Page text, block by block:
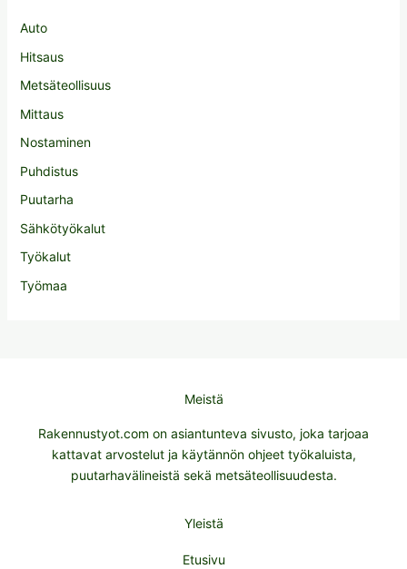
Auto
Hitsaus
Metsäteollisuus
Mittaus
Nostaminen
Puhdistus
Puutarha
Sähkötyökalut
Työkalut
Työmaa
Meistä
Rakennustyot.com on asiantunteva sivusto, joka tarjoaa
kattavat arvostelut ja käytännön ohjeet työkaluista,
puutarhavälineistä sekä metsäteollisuudesta.
Yleistä
Etusivu